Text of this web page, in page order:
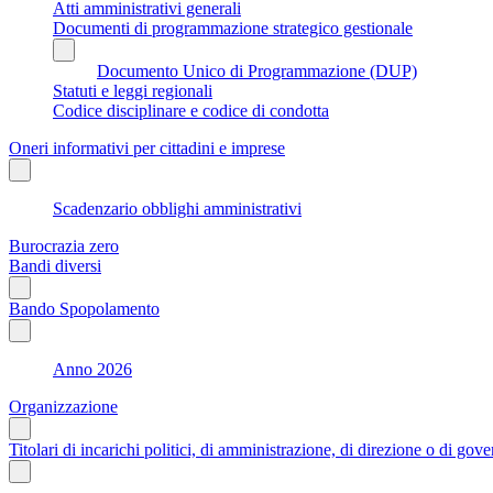
Atti amministrativi generali
Documenti di programmazione strategico gestionale
Documento Unico di Programmazione (DUP)
Statuti e leggi regionali
Codice disciplinare e codice di condotta
Oneri informativi per cittadini e imprese
Scadenzario obblighi amministrativi
Burocrazia zero
Bandi diversi
Bando Spopolamento
Anno 2026
Organizzazione
Titolari di incarichi politici, di amministrazione, di direzione o di